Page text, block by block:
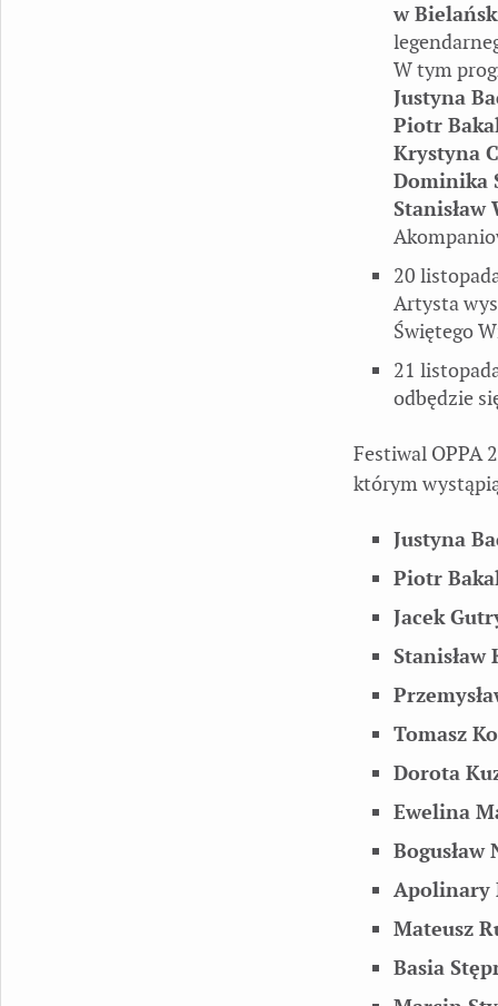
w
W tym
Justyna
Piotr
Krystyna
Dominika
Stanisław
20
Artysta
Świętego
21
odbędzie
Festiwal OPPA
którym
Justyna
Piotr
Jacek
Stanisław
Tomasz
Dorota
Ewelina
Bogusław
Apolinary
Mateusz
Basia